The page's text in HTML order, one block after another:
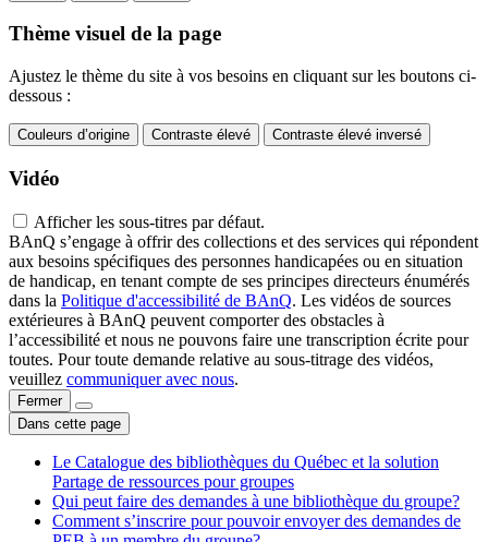
Thème visuel de la page
Ajustez le thème du site à vos besoins en cliquant sur les boutons ci-
dessous :
Couleurs d’origine Contraste élevé Contraste élevé inversé
Vidéo
Afficher les sous-titres par défaut.
BAnQ s’engage à offrir des collections et des services qui répondent
aux besoins spécifiques des personnes handicapées ou en situation
de handicap, en tenant compte de ses principes directeurs énumérés
dans la Politique d'accessibilité de BAnQ. Les vidéos de sources
extérieures à BAnQ peuvent comporter des obstacles à
l’accessibilité et nous ne pouvons faire une transcription écrite pour
toutes. Pour toute demande relative au sous-titrage des vidéos,
veuillez communiquer avec nous.
Fermer
Dans cette page
Le Catalogue des bibliothèques du Québec et la solution
Partage de ressources pour groupes
Qui peut faire des demandes à une bibliothèque du groupe?
Comment s’inscrire pour pouvoir envoyer des demandes de